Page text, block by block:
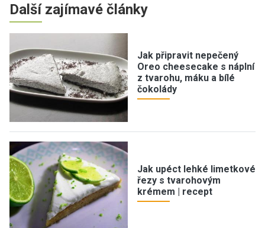
Další zajímavé články
Jak připravit nepečený
Oreo cheesecake s náplní
z tvarohu, máku a bílé
čokolády
Jak upéct lehké limetkové
řezy s tvarohovým
krémem | recept